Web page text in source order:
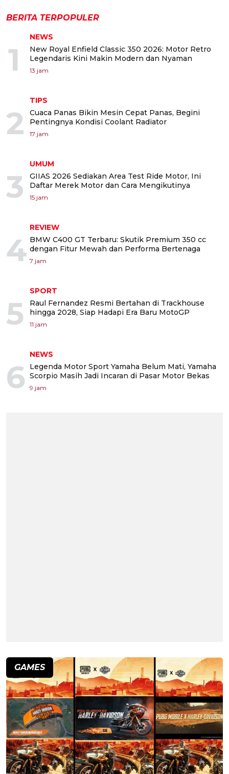
BERITA TERPOPULER
1
NEWS
New Royal Enfield Classic 350 2026: Motor Retro
Legendaris Kini Makin Modern dan Nyaman
13 jam
2
TIPS
Cuaca Panas Bikin Mesin Cepat Panas, Begini
Pentingnya Kondisi Coolant Radiator
17 jam
3
UMUM
GIIAS 2026 Sediakan Area Test Ride Motor, Ini
Daftar Merek Motor dan Cara Mengikutinya
15 jam
4
REVIEW
BMW C400 GT Terbaru: Skutik Premium 350 cc
dengan Fitur Mewah dan Performa Bertenaga
7 jam
5
SPORT
Raul Fernandez Resmi Bertahan di Trackhouse
hingga 2028, Siap Hadapi Era Baru MotoGP
11 jam
6
NEWS
Legenda Motor Sport Yamaha Belum Mati, Yamaha
Scorpio Masih Jadi Incaran di Pasar Motor Bekas
9 jam
GAMES